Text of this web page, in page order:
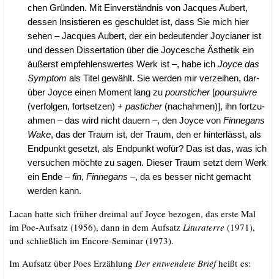
chen Grün­den. Mit Ein­ver­ständ­nis von Jac­ques Aubert,
des­sen Insis­tie­ren es geschul­det ist, dass Sie mich hier
sehen – Jac­ques Aubert, der ein bedeu­ten­der Joy­cia­ner ist
und des­sen Dis­ser­ta­ti­on über die Joy­ce­sche Ästhe­tik ein
äußerst emp­feh­lens­wer­tes Werk ist –, habe ich Joy­ce das
Sym­ptom als Titel gewählt. Sie wer­den mir ver­zei­hen, dar­
über Joy­ce einen Moment lang zu pour­sti­cher[pour­suiv­re
(ver­fol­gen, fort­set­zen) + pas­ti­cher(nach­ah­men)], ihn fort­zu­
ah­men – das wird nicht dau­ern –, den Joy­ce von Fin­ne­gans
Wake, das der Traum ist, der Traum, den er hin­ter­lässt, als
End­punkt gesetzt, als End­punkt wofür? Das ist das, was ich
ver­su­chen möch­te zu sagen. Die­ser Traum setzt dem Werk
ein Ende –fin, Fin­ne­gans –, da es bes­ser nicht gemacht
wer­den kann.
Lacan hat­te sich frü­her drei­mal auf Joy­ce bezo­gen, das ers­te Mal
im Poe-Auf­satz (1956), dann in dem Auf­satz Litu­ra­terre (1971),
und schließ­lich im Enco­re-Semi­nar (1973).
Im Auf­satz über Poes Erzäh­lung Der ent­wen­de­te Briefheißt es: